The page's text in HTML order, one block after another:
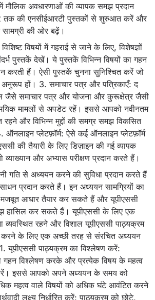
मौलिक अवधारणाओं की व्यापक समझ प्रदान
तक की एनसीईआरटी पुस्तकों से शुरुआत करें और
की ओर बढ़ें।
विषयों में गहराई से जाने के लिए, विशेषज्ञों
पुस्तकें देखें। ये पुस्तकें विभिन्न विषयों का गहन
करती हैं। ऐसी पुस्तकें चुनना सुनिश्चित करें जो
हों। 3. समाचार पत्र और पत्रिकाएँ: द
जैसे समाचार पत्र और योजना और कुरूक्षेत्र जैसी
मामलों से अपडेट रहें। इससे आपको नवीनतम
और विभिन्न मुद्दों की समग्र समझ विकसित
ऑनलाइन प्लेटफ़ॉर्म: ऐसे कई ऑनलाइन प्लेटफ़ॉर्म
की तैयारी के लिए डिज़ाइन की गई व्यापक
व्याख्यान और अभ्यास परीक्षण प्रदान करते हैं।
गति से अध्ययन करने की सुविधा प्रदान करते हैं
प्रदान करते हैं। इन अध्ययन सामग्रियों का
आधार तैयार कर सकते हैं और यूपीएससी
हासिल कर सकते हैं। यूपीएससी के लिए एक
व्यवस्थित रहने और विशाल यूपीएससी पाठ्यक्रम
करने के लिए एक अच्छी तरह से संरचित अध्ययन
यूपीएससी पाठ्यक्रम का विश्लेषण करें:
गहन विश्लेषण करके और प्रत्येक विषय के महत्व
इससे आपको अपने अध्ययन के समय को
महत्व वाले विषयों को अधिक घंटे आवंटित करने
लक्ष्य निर्धारित करें: पाठ्यक्रम को छोटे,